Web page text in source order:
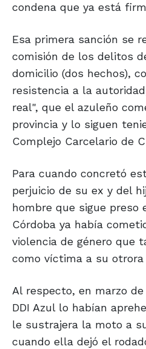
condena que ya está
Esa primera sanción se
comisión de los delitos
domicilio (dos hechos),
resistencia a la
real", que el azuleño
provincia y lo siguen
Complejo Carcelario de
Para cuando concretó
perjuicio de su ex y del
hombre que sigue preso
Córdoba ya había
violencia de género que
como víctima a su otrora
Al respecto, en marzo
DDI Azul lo habían
le sustrajera la moto a
cuando ella dejó el